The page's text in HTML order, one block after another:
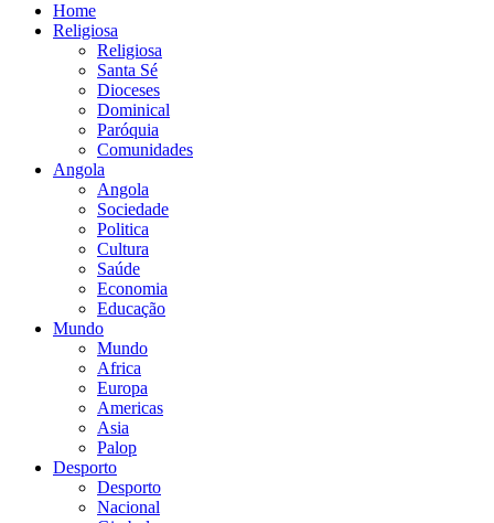
Home
Religiosa
Religiosa
Santa Sé
Dioceses
Dominical
Paróquia
Comunidades
Angola
Angola
Sociedade
Politica
Cultura
Saúde
Economia
Educação
Mundo
Mundo
Africa
Europa
Americas
Asia
Palop
Desporto
Desporto
Nacional